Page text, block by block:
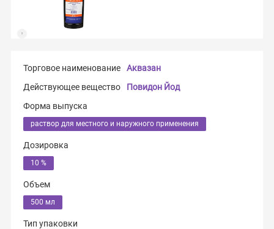
Торговое наименование
Аквазан
Действующее вещество
Повидон Йод
Форма выпуска
раствор для местного и наружного применения
Дозировка
10 %
Объем
500 мл
Тип упаковки